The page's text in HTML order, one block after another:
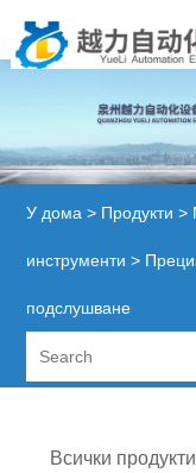
У дома > Продукти >
инструменти >
подслушване
Всички продукти